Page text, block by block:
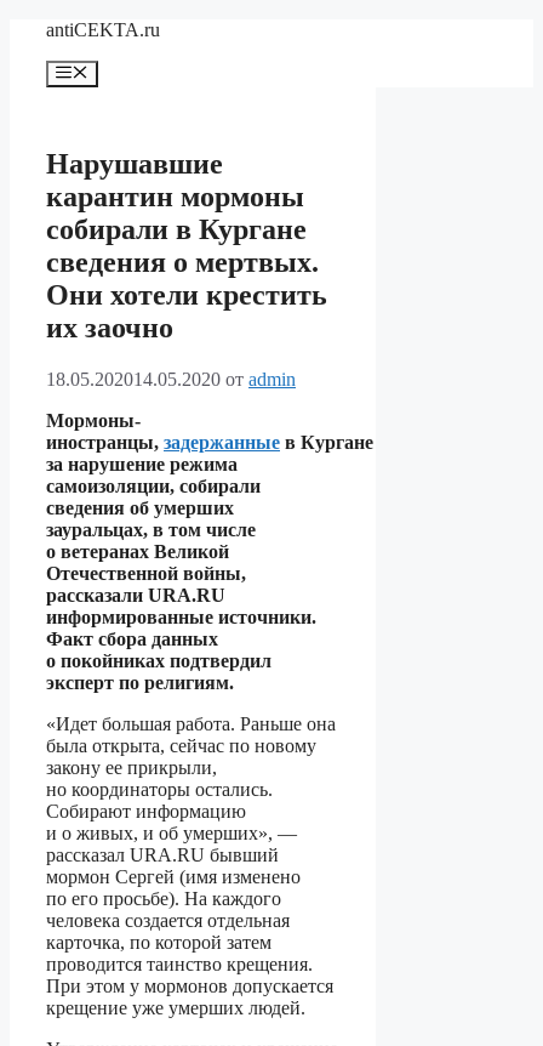
Перейти
содержимому
antiCEKTA.ru
Меню
Нарушавшие
карантин мормоны
собирали в Кургане
сведения о мертвых.
Они хотели крестить
их заочно
18.05.202014.05.2020 от admin
Мормоны-
иностранцы, задержанные в Кургане
за нарушение режима
самоизоляции, собирали
сведения об умерших
зауральцах, в том числе
о ветеранах Великой
Отечественной войны,
рассказали URA.RU
информированные источники.
Факт сбора данных
о покойниках подтвердил
эксперт по религиям.
«Идет большая работа. Раньше она
была открыта, сейчас по новому
закону ее прикрыли,
но координаторы остались.
Собирают информацию
и о живых, и об умерших», —
рассказал URA.RU бывший
мормон Сергей (имя изменено
по его просьбе). На каждого
человека создается отдельная
карточка, по которой затем
проводится таинство крещения.
При этом у мормонов допускается
крещение уже умерших людей.